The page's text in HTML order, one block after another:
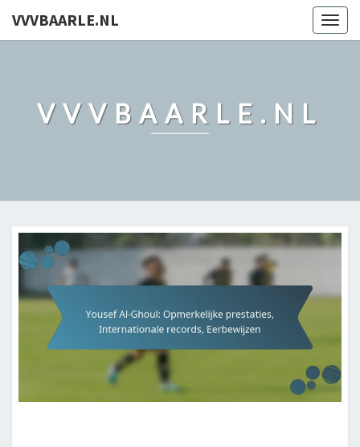
VVVBAARLE.NL
VVVBAARLE.NL